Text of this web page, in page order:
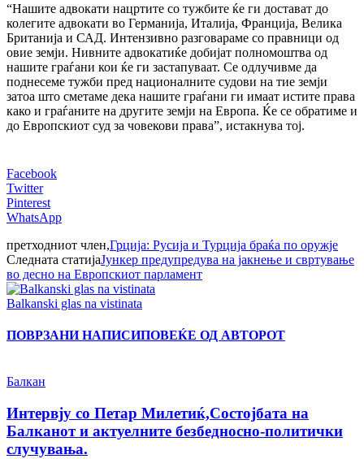
“Нашите адвокати нацртите со тужбите ќе ги достават до
колегите адвокати во Германија, Италија, Франција, Велика
Британија и САД. Интензивно разговараме со правници од
овие земји. Нивните адвокатиќе добијат полномоштва од
нашите граѓани кои ќе ги застапуваат. Се одлучивме да
поднесеме тужби пред националните судови на тие земји
затоа што сметаме дека нашите граѓани ги имаат истите права
како и граѓаните на другите земји на Европа. Ќе се обратиме и
до Европскиот суд за човекови права”, истакнува тој.
Facebook
Twitter
Pinterest
WhatsApp
претходниот член,Грција: Русија и Турција браќа по оружје
Следната статијаЈункер предупредува на јакнење и свртување
во десно на Европскиот парламент
Balkanski glas na vistinata
ПОВРЗАНИ НАПИСИПОВЕЌЕ ОД АВТОРОТ
Балкан
Интервју со Петар Милетиќ,Состојбата на
Балканот и актуелните безбедносно-политички
случувања.